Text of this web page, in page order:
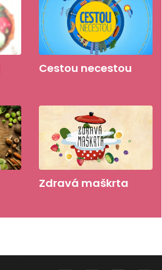
Cestou necestou
Zdravá maškrta